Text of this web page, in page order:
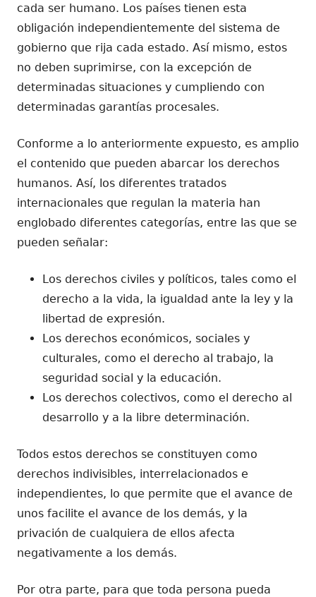
cada ser humano. Los países tienen esta
obligación independientemente del sistema de
gobierno que rija cada estado. Así mismo, estos
no deben suprimirse, con la excepción de
determinadas situaciones y cumpliendo con
determinadas garantías procesales.
Conforme a lo anteriormente expuesto, es amplio
el contenido que pueden abarcar los derechos
humanos. Así, los diferentes tratados
internacionales que regulan la materia han
englobado diferentes categorías, entre las que se
pueden señalar:
Los derechos civiles y políticos, tales como el
derecho a la vida, la igualdad ante la ley y la
libertad de expresión.
Los derechos económicos, sociales y
culturales, como el derecho al trabajo, la
seguridad social y la educación.
Los derechos colectivos, como el derecho al
desarrollo y a la libre determinación.
Todos estos derechos se constituyen como
derechos indivisibles, interrelacionados e
independientes, lo que permite que el avance de
unos facilite el avance de los demás, y la
privación de cualquiera de ellos afecta
negativamente a los demás.
Por otra parte, para que toda persona pueda